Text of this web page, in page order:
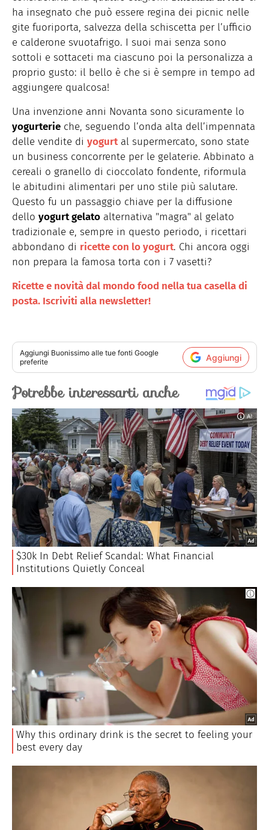
ha insegnato che può essere regina dei picnic nelle
gite fuoriporta, salvezza della schiscetta per l’ufficio
e calderone svuotafrigo. I suoi mai senza sono
sottoli e sottaceti ma ciascuno poi la personalizza a
proprio gusto: il bello è che si è sempre in tempo ad
aggiungere qualcosa!
Una invenzione anni Novanta sono sicuramente lo
yogurterie che, seguendo l’onda alta dell’impennata
delle vendite di yogurtal supermercato, sono state
un business concorrente per le gelaterie. Abbinato a
cereali o granello di cioccolato fondente, riformula
le abitudini alimentari per uno stile più salutare.
Questo fu un passaggio chiave per la diffusione
dello yogurt gelato alternativa "magra" al gelato
tradizionale e, sempre in questo periodo, i ricettari
abbondano di ricette con lo yogurt. Chi ancora oggi
non prepara la famosa torta con i 7 vasetti?
Ricette e novità dal mondo food nella tua casella di
posta. Iscriviti alla newsletter!
Aggiungi Buonissimo alle tue fonti Google
preferite
Aggiungi